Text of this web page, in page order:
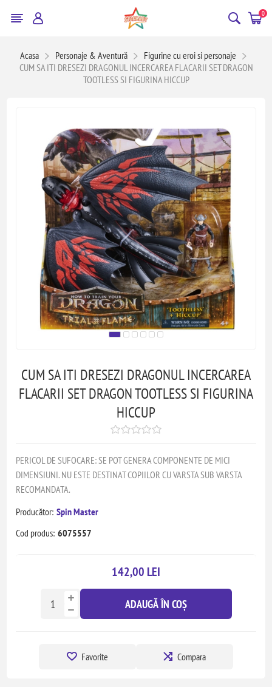
0
Acasa Personaje & Aventură
Figurine cu eroi si personaje
CUM SA ITI DRESEZI DRAGONUL INCERCAREA FLACARII SET DRAGON
TOOTLESS SI FIGURINA HICCUP
CUM SA ITI DRESEZI DRAGONUL INCERCAREA
FLACARII SET DRAGON TOOTLESS SI FIGURINA
HICCUP
PERICOL DE SUFOCARE: SE POT GENERA COMPONENTE DE MICI
DIMENSIUNI. NU ESTE DESTINAT COPIILOR CU VARSTA SUB VARSTA
RECOMANDATA.
Producător: Spin Master
Cod produs: 6075557
142,00 LEI
ADAUGĂ ÎN COȘ
Favorite Compara